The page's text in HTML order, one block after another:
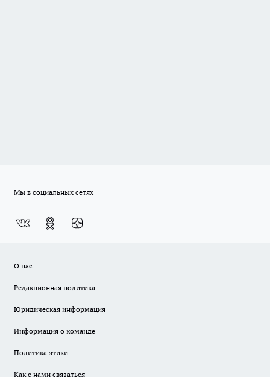
Мы в социальных сетях
О нас
Редакционная политика
Юридическая информация
Информация о команде
Политика этики
Как с нами связаться